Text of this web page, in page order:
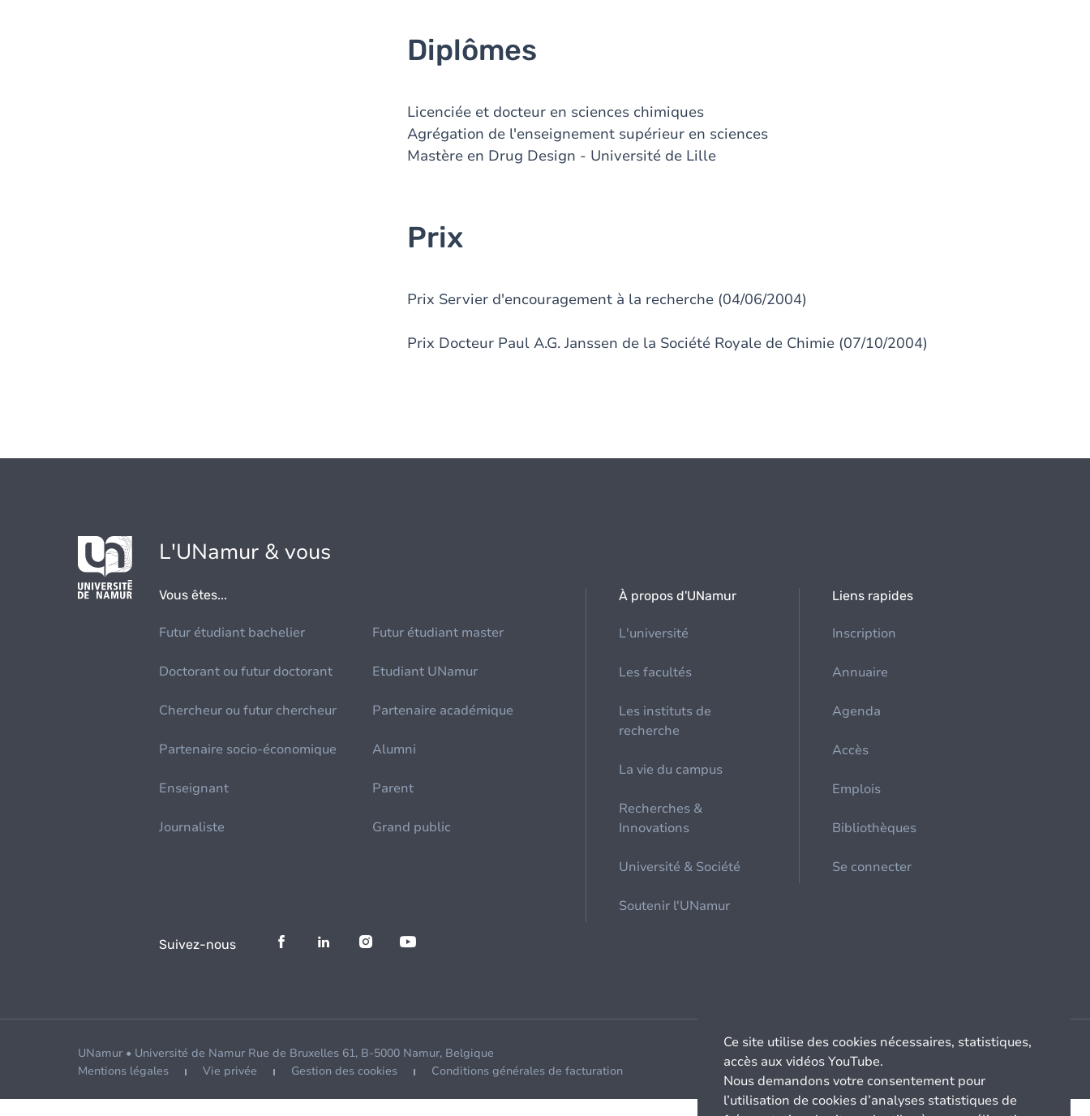
Diplômes
Licenciée et docteur en sciences chimiques
Agrégation de l'enseignement supérieur en sciences
Mastère en Drug Design - Université de Lille
Prix
Prix Servier d'encouragement à la recherche (04/06/2004)
Prix Docteur Paul A.G. Janssen de la Société Royale de Chimie (07/10/2004)
L'UNamur & vous
Vous êtes...
Futur étudiant bachelier Futur étudiant master
Doctorant ou futur doctorant Etudiant UNamur
Chercheur ou futur chercheur Partenaire académique
Partenaire socio-économique Alumni
Enseignant Parent
Journaliste Grand public
À propos d'UNamur
L'université
Les facultés
Les instituts de
recherche
La vie du campus
Recherches &
Innovations
Université & Société
Soutenir l'UNamur
Liens rapides
Inscription
Annuaire
Agenda
Accès
Emplois
Bibliothèques
Se connecter
Suivez-nous
UNamur • Université de Namur Rue de Bruxelles 61, B-5000 Namur, Belgique
Mentions légales
Vie privée Gestion des cookies Conditions générales de facturation
Ce site utilise des cookies nécessaires, statistiques,
accès aux vidéos YouTube.
Nous demandons votre consentement pour
l’utilisation de cookies d’analyses statistiques de